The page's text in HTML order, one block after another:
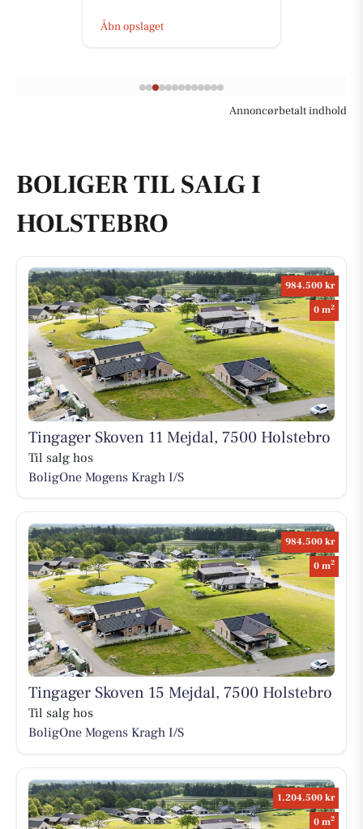
Åbn opslaget
Annoncørbetalt indhold
BOLIGER TIL SALG I
HOLSTEBRO
984.500 kr
0 m2
Tingager Skoven 11 Mejdal, 7500 Holstebro
Til salg hos
BoligOne Mogens Kragh I/S
984.500 kr
0 m2
Tingager Skoven 15 Mejdal, 7500 Holstebro
Til salg hos
BoligOne Mogens Kragh I/S
1.204.500 kr
0 m2